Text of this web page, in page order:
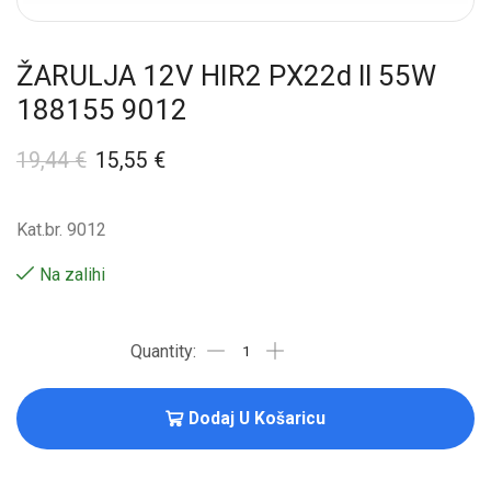
ŽARULJA 12V HIR2 PX22d ll 55W
188155 9012
19,44€ 15,55 €
Kat.br. 9012
Na zalihi
Dodaj U Košaricu